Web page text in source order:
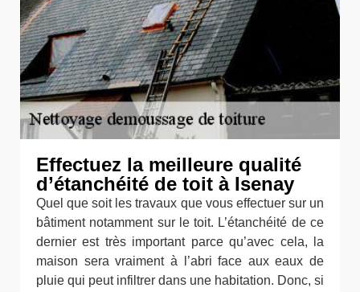
Effectuez la meilleure qualité
d’étanchéité de toit à Isenay
Quel que soit les travaux que vous effectuer sur un
bâtiment notamment sur le toit. L’étanchéité de ce
dernier est très important parce qu’avec cela, la
maison sera vraiment à l’abri face aux eaux de
pluie qui peut infiltrer dans une habitation. Donc, si